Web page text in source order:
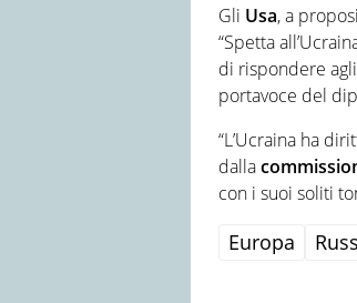
Gli Usa, a
“Spetta
di rispondere
portavoce del
“L’Ucraina ha
dalla
con i suoi soliti
Europa